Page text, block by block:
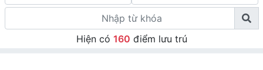
Hiện có 160 điểm lưu trú